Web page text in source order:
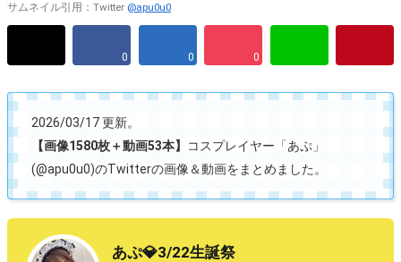
サムネイル引用：Twitter @apu0u0
0 0 0
2026/03/17 更新。
【画像1580枚＋動画53本】
コスプレイヤー「あぷ」
(@apu0u0)のTwitterの画像＆動画をまとめました。
あぷ💎3/22生誕祭